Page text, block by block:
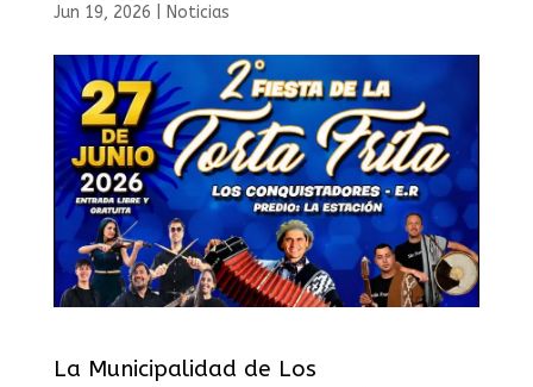
Jun 19, 2026 Noticias
La Municipalidad de Los